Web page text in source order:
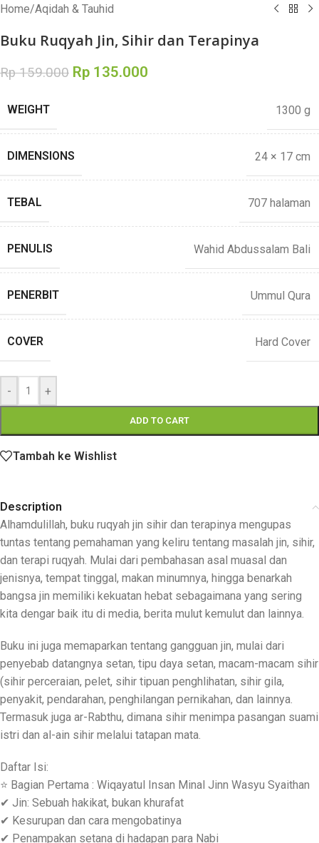
Home/Aqidah & Tauhid
Buku Ruqyah Jin, Sihir dan Terapinya
Rp159.000 Rp 135.000
WEIGHT 1300 g
DIMENSIONS 24 × 17 cm
TEBAL 707 halaman
PENULIS Wahid Abdussalam Bali
PENERBIT Ummul Qura
COVER Hard Cover
- +
ADD TO CART
Tambah ke Wishlist
Description
Alhamdulillah, buku ruqyah jin sihir dan terapinya mengupas
tuntas tentang pemahaman yang keliru tentang masalah jin, sihir,
dan terapi ruqyah. Mulai dari pembahasan asal muasal dan
jenisnya, tempat tinggal, makan minumnya, hingga benarkah
bangsa jin memiliki kekuatan hebat sebagaimana yang sering
kita dengar baik itu di media, berita mulut kemulut dan lainnya.
Buku ini juga memaparkan tentang gangguan jin, mulai dari
penyebab datangnya setan, tipu daya setan, macam-macam sihir
(sihir perceraian, pelet, sihir tipuan penghlihatan, sihir gila,
penyakit, pendarahan, penghilangan pernikahan, dan lainnya.
Termasuk juga ar-Rabthu, dimana sihir menimpa pasangan suami
istri dan al-ain sihir melalui tatapan mata.
Daftar Isi:
⭐ Bagian Pertama : Wiqayatul Insan Minal Jinn Wasyu Syaithan
✔ Jin: Sebuah hakikat, bukan khurafat
✔ Kesurupan dan cara mengobatinya
✔ Penampakan setana di hadapan para Nabi